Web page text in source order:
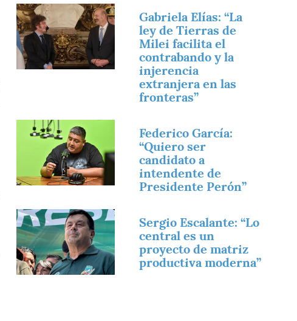
Imagen
Gabriela Elías: “La
ley de Tierras de
Milei facilita el
contrabando y la
injerencia
extranjera en las
fronteras”
Imagen
Federico García:
“Quiero ser
candidato a
intendente de
Presidente Perón”
Imagen
Sergio Escalante: “Lo
central es un
proyecto de matriz
productiva moderna”